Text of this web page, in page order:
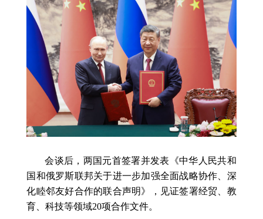
会谈后，两国元首签署并发表《中华人民共和
国和俄罗斯联邦关于进一步加强全面战略协作、深
化睦邻友好合作的联合声明》，见证签署经贸、教
育、科技等领域20项合作文件。